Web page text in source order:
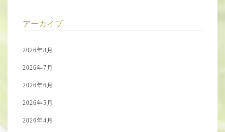
アーカイブ
2026年8月
2026年7月
2026年6月
2026年5月
2026年4月